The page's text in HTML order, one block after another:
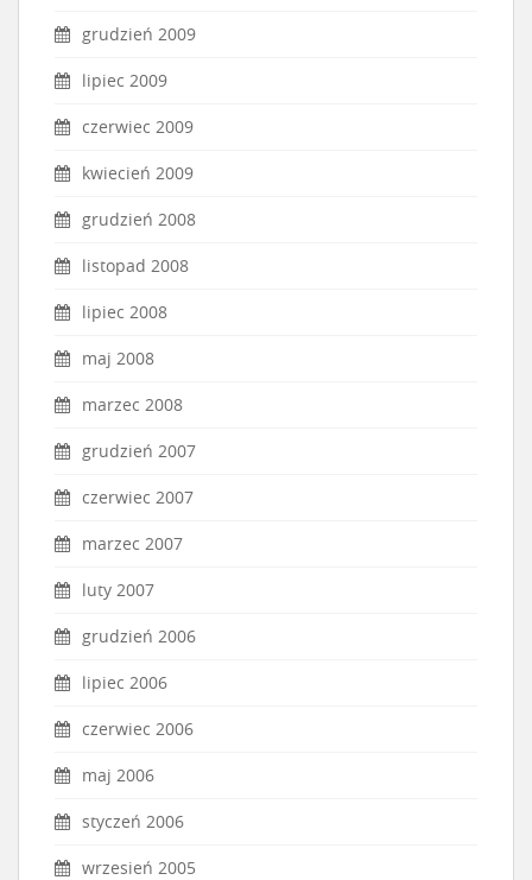
grudzień 2009
lipiec 2009
czerwiec 2009
kwiecień 2009
grudzień 2008
listopad 2008
lipiec 2008
maj 2008
marzec 2008
grudzień 2007
czerwiec 2007
marzec 2007
luty 2007
grudzień 2006
lipiec 2006
czerwiec 2006
maj 2006
styczeń 2006
wrzesień 2005